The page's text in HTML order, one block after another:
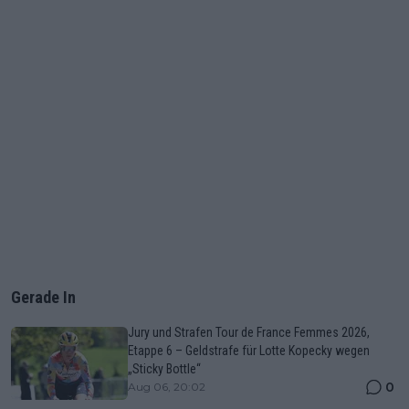
Gerade In
Jury und Strafen Tour de France Femmes 2026,
Etappe 6 – Geldstrafe für Lotte Kopecky wegen
„Sticky Bottle“
Aug 06, 20:02 0